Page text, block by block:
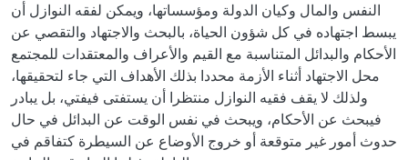
النفس والمال وكيان الدولة ومؤسساتها، ويمكن لفقه النوازل أن
يبسط اجتهاده في كل شؤون الحياة، بالبحث والاجتهاد والتقصي عن
الأحكام والبدائل المتناسبة مع القيم والأعراف والمعتقدات للمجتمع
محل الاجتهاد أثناء الأزمة محددا بذلك الأهداف التي جاء لتحقيقها،
ولذلك لا يقف فقيه النوازل منتظرا أن يستفتى فيفتي، بل يبادر
فيبحث عن الأحكام، ويبحث في نفس الوقت عن البدائل في حال
حدوث أمور غير متوقعة أو خروج الأوضاع عن السيطرة كتفاقم في